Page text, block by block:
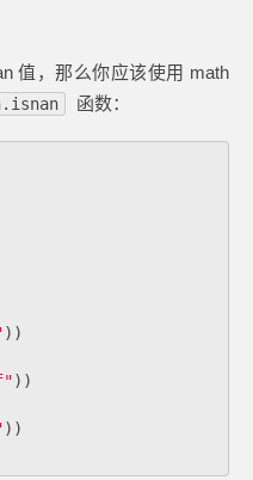
值，那么你应该使用 math
函数：
))
))
))